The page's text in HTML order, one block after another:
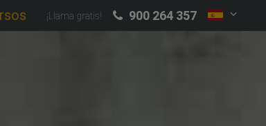
¡Llama gratis! 900 264 357